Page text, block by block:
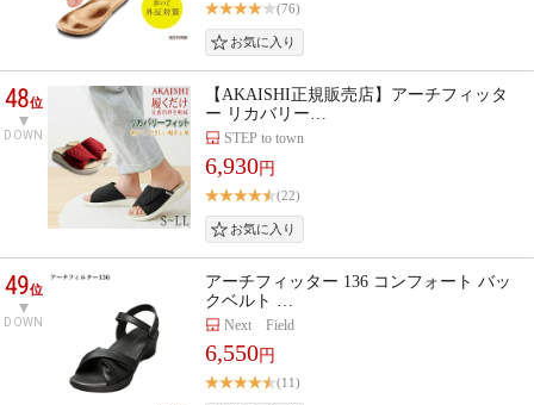
(76)
48位
DOWN
【AKAISHI正規販売店】アーチフィッタ
ー リカバリー…
STEP to town
6,930円
(22)
49位
DOWN
アーチフィッター 136 コンフォート バッ
クベルト …
Next Field
6,550円
(11)